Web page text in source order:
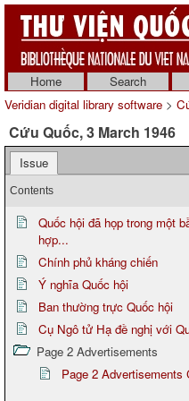
Home Search
Veridian digital library software >
Cứu Quốc, 3 March 1946
Issue
Contents
Quốc hội đã họp trong một
hợp...
Chính phủ kháng chiến
Ý nghĩa Quốc hội
Ban thường trực Quốc hội
Cụ Ngô tử Hạ đề nghị với
Page 2 Advertisements
Page 2 Advertisements